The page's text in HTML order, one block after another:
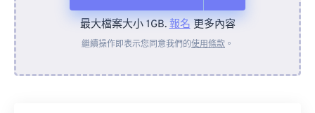
來自裝置
最大檔案大小 1GB.報名更多內容
繼續操作即表示您同意我們的使用條款 。